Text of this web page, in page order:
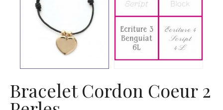
Bracelet Cordon Coeur 2